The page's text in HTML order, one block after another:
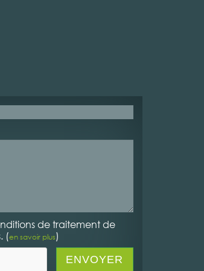
de traitement de
(en savoir plus)